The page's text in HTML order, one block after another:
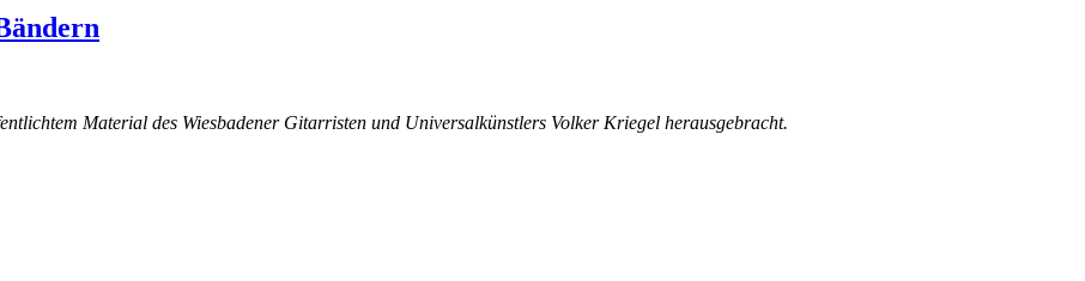
Material des Wiesbadener Gitarristen und Universalkünstlers Volker Kriegel herausgebracht.